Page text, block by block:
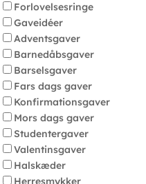
Forlovelsesringe
Gaveidéer
Adventsgaver
Barnedåbsgaver
Barselsgaver
Fars dags gaver
Konfirmationsgaver
Mors dags gaver
Studentergaver
Valentinsgaver
Halskæder
Herresmykker